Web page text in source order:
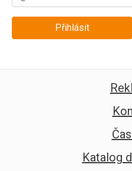
Přihlásit
Katalog